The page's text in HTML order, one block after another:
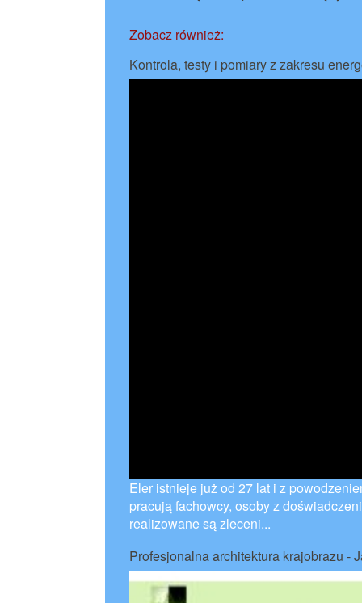
Zobacz również:
Kontrola, testy i pomiary z zakresu
Eler istnieje już od 27 lat i z
pracują fachowcy, osoby z
realizowane są zleceni...
Profesjonalna architektura krajobrazu -